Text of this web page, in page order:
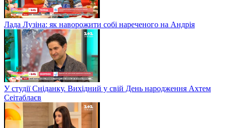
Лада Лузіна: як наворожити собі нареченого на Андрія
У студії Сніданку. Вихідний у свій День народження Ахтем
Сеітаблаєв